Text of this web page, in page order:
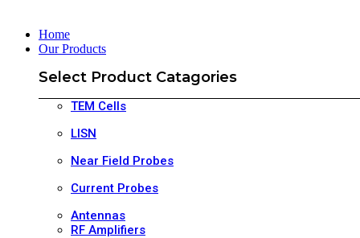
Home
Our Products
Select Product Catagories
TEM Cells
LISN
Near Field Probes
Current Probes
Antennas
RF Amplifiers